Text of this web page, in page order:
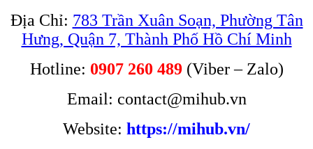
Địa Chỉ: 783 Trần Xuân Soạn, Phường Tân
Hưng, Quận 7, Thành Phố Hồ Chí Minh
Hotline: 0907 260 489(Viber – Zalo)
Email: contact@mihub.vn
Website: https://mihub.vn/